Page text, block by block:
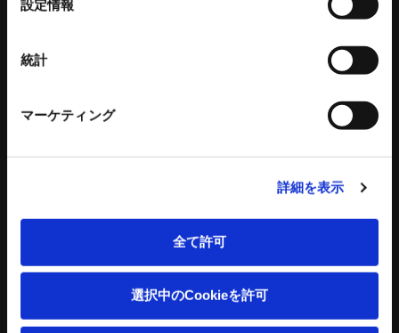
設定情報
統計
マーケティング
詳細を表示
全て許可
選択中のCookieを許可
ワークグリッパ
カタログダウンロード
生産終了品のご案内
環境設備
リサイクルプラントシステム
バッチ式産業用混練機シリーズ
連続式混合機
建設機械
タワークレーン - ビルマンシリーズ
建設機械 関連記事